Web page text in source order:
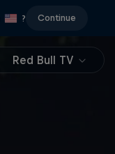
? Continue
Red Bull TV